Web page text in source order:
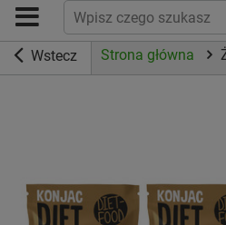
Wstecz Strona główna